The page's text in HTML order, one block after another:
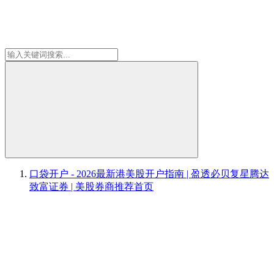
口袋开户 - 2026最新港美股开户指南 | 盈透必贝复星腾达
致富证券 | 美股券商推荐首页